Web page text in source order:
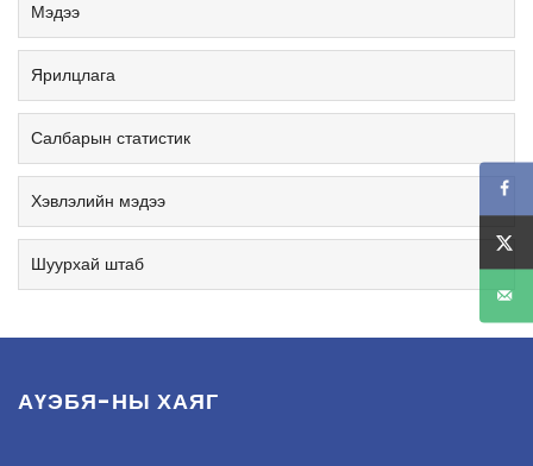
Мэдээ
Ярилцлага
Салбарын статистик
Хэвлэлийн мэдээ
Шуурхай штаб
АҮЭБЯ-НЫ ХАЯГ